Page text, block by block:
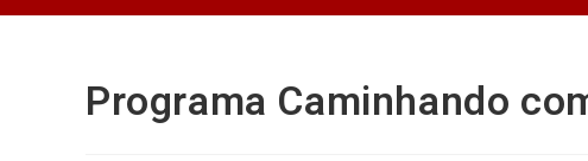
Programa Caminhando